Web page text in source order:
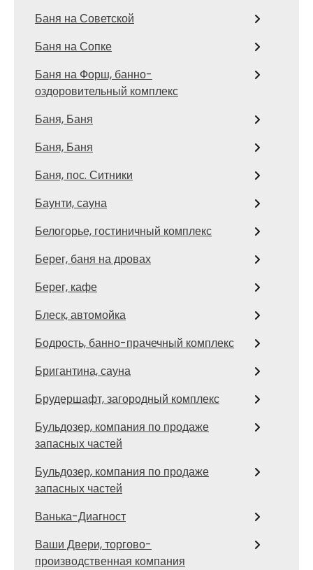
Баня на Советской
Баня на Сопке
Баня на Форш, банно-
оздоровительный комплекс
Баня, Баня
Баня, Баня
Баня, пос. Ситники
Баунти, сауна
Белогорье, гостиничный комплекс
Берег, баня на дровах
Берег, кафе
Блеск, автомойка
Бодрость, банно-прачечный комплекс
Бригантина, сауна
Брудершафт, загородный комплекс
Бульдозер, компания по продаже
запасных частей
Бульдозер, компания по продаже
запасных частей
Ванька-Диагност
Ваши Двери, торгово-
производственная компания